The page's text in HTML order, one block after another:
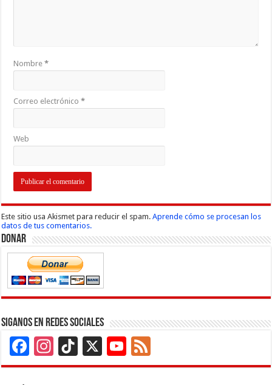
Nombre*
Correo electrónico*
Web
Este sitio usa Akismet para reducir el spam.Aprende cómo se procesan los
datos de tus comentarios.
Donar
Siganos en Redes Sociales
Facebook
Instagram
TikTok
X
YouTube
Channel